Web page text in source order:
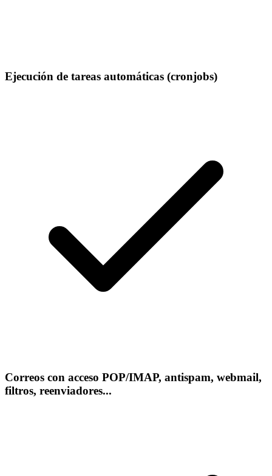
Ejecución de tareas automáticas (cronjobs)
Correos con acceso POP/IMAP, antispam, webmail,
filtros, reenviadores...